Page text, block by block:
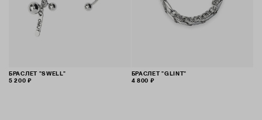
БРАСЛЕТ "SWELL"
5 200 ₽
БРАСЛЕТ "GLINT"
4 800 ₽